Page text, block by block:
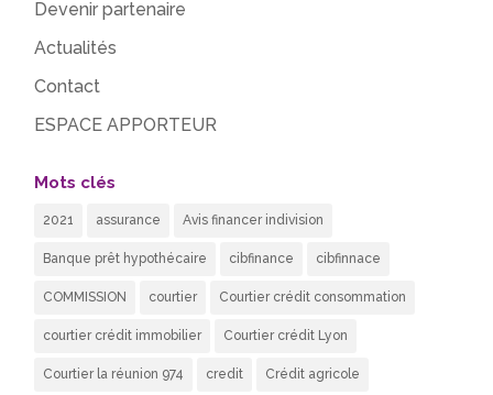
Devenir partenaire
Actualités
Contact
ESPACE APPORTEUR
Mots clés
2021 assurance Avis financer indivision
Banque prêt hypothécaire cibfinance cibfinnace
COMMISSION courtier Courtier crédit consommation
courtier crédit immobilier Courtier crédit Lyon
Courtier la réunion 974 credit Crédit agricole